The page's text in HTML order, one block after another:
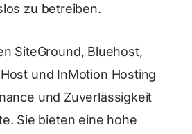
zu betreiben.
SiteGround, Bluehost,
und InMotion Hosting
und Zuverlässigkeit
Sie bieten eine hohe